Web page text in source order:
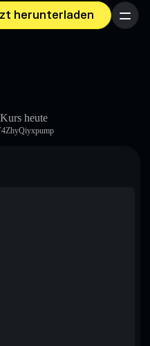
herunterladen Menü
Kurs heute